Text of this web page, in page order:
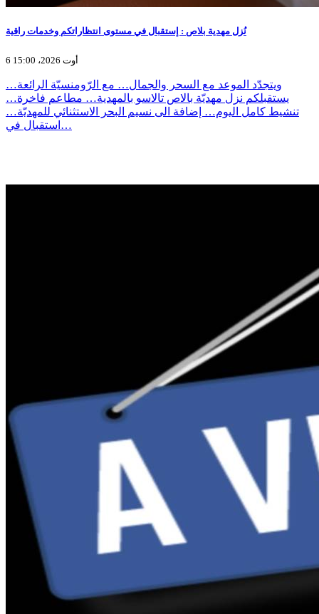
نُزل مهدية بلاص : إستقبال في مستوى انتظاراتكم وخدمات راقية
6 أوت 2026، 15:00
ويتجدّد الموعد مع السحر والجمال… مع الرّومنسيّة الرائعة…
يستقبلكم نزل مهديّة بالاص تالاسو بالمهدية… مطاعم فاخرة…
تنشيط كامل اليوم… إضافة الى نسيم البحر الاستثنائي للمهديّة…
استقبال في…